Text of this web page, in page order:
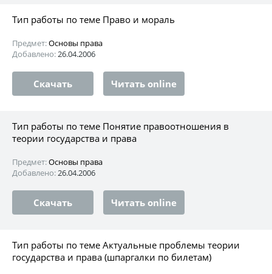
Тип работы по теме Право и мораль
Предмет:Основы права
Добавлено:26.04.2006
Скачать Читать online
Тип работы по теме Понятие правоотношения в
теории государства и права
Предмет:Основы права
Добавлено:26.04.2006
Скачать Читать online
Тип работы по теме Актуальные проблемы теории
государства и права (шпаргалки по билетам)